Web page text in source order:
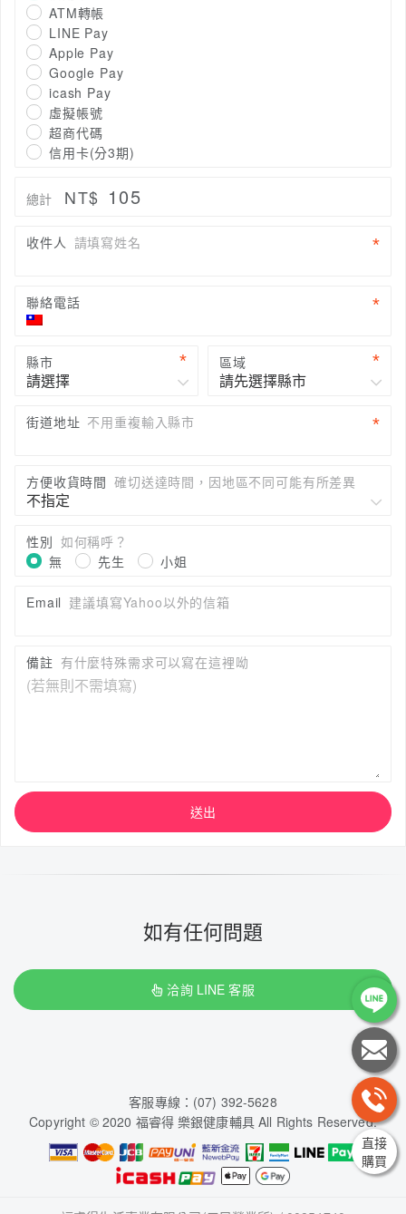
ATM轉帳
LINE Pay
Apple Pay
Google Pay
icash Pay
虛擬帳號
超商代碼
信用卡(分3期)
總計 NT$ 105
收件人 請填寫姓名
聯絡電話
縣市 區域
街道地址 不用重複輸入縣市
方便收貨時間 確切送達時間，因地區不同可能有所差異
性別 如何稱呼？
無
先生 小姐
Email 建議填寫Yahoo以外的信箱
備註 有什麼特殊需求可以寫在這裡呦
送出
如有任何問題
洽詢 LINE 客服
客服專線：(07) 392-5628
Copyright © 2020 福睿得 樂銀健康輔具 All Rights Reserved.
直接
購買